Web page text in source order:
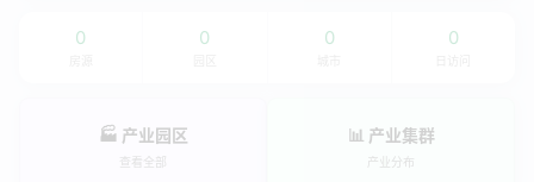
0 0 0 0
🏭 产业园区
查看全部
📊 产业集群
产业分布